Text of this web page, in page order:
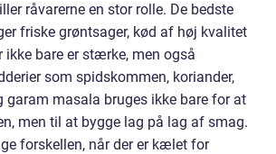
råvarerne en stor rolle. De bedste
friske grøntsager, kød af høj kvalitet
ikke bare er stærke, men også
som spidskommen, koriander,
garam masala bruges ikke bare for at
men til at bygge lag på lag af smag.
forskellen, når der er kælet for